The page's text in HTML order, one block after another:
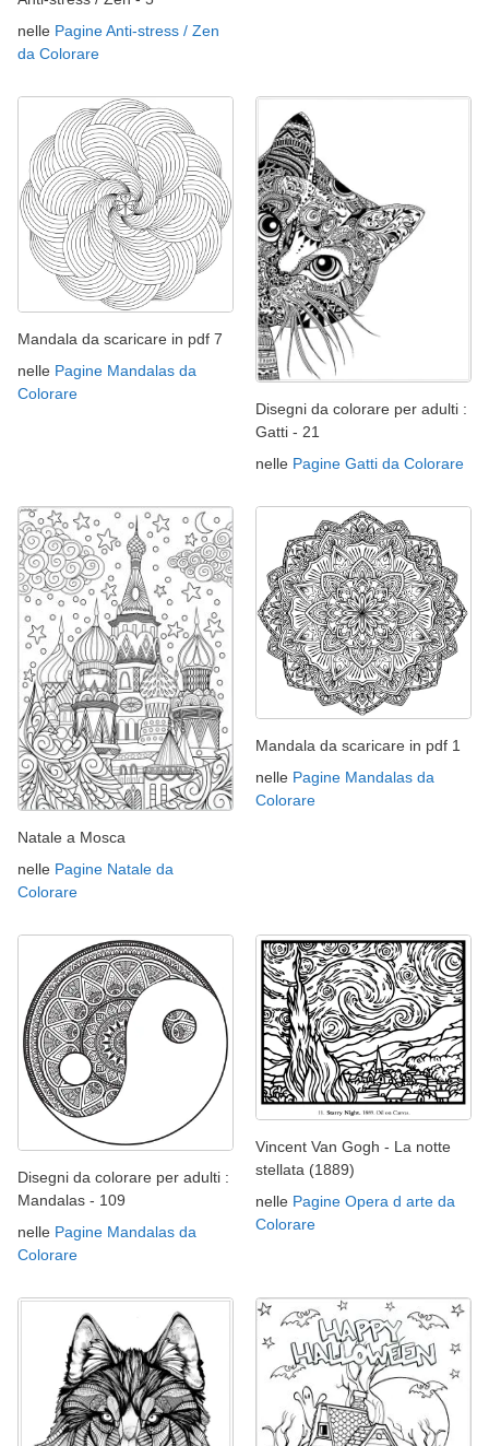
nelle Pagine Anti-stress / Zen
da Colorare
Mandala da scaricare in pdf 7
nelle Pagine Mandalas da
Colorare
Disegni da colorare per adulti :
Gatti - 21
nelle Pagine Gatti da Colorare
Natale a Mosca
nelle Pagine Natale da
Colorare
Mandala da scaricare in pdf 1
nelle Pagine Mandalas da
Colorare
Disegni da colorare per adulti :
Mandalas - 109
nelle Pagine Mandalas da
Colorare
Vincent Van Gogh - La notte
stellata (1889)
nelle Pagine Opera d arte da
Colorare